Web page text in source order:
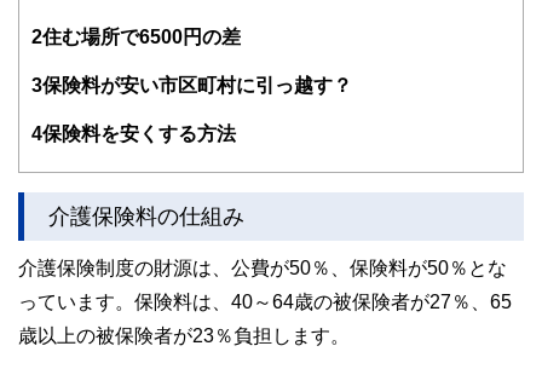
また、保険や介護のお金に詳しいファイナンシャル・プラン
る。共著に「これで安心！入院・介護のお金」（技術評論
社）がある。
2住む場所で6500円の差
3保険料が安い市区町村に引っ越す？
4保険料を安くする方法
介護保険料の仕組み
介護保険制度の財源は、公費が50％、保険料が50％とな
っています。保険料は、40～64歳の被保険者が27％、65
歳以上の被保険者が23％負担します。